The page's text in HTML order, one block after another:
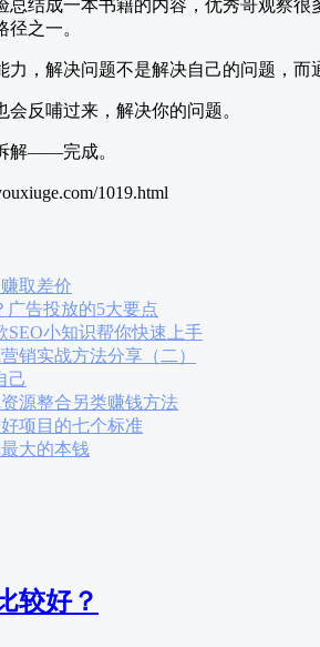
结成一本书籍的内容，优秀哥观察
之一。
，解决问题不是解决自己的问题，而
反哺过来，解决你的问题。
解——完成。
1019.html
取差价
广告投放的5大要点
SEO小知识帮你快速上手
销实战方法分享（二）
己
源整合另类赚钱方法
项目的七个标准
大的本钱
较好？